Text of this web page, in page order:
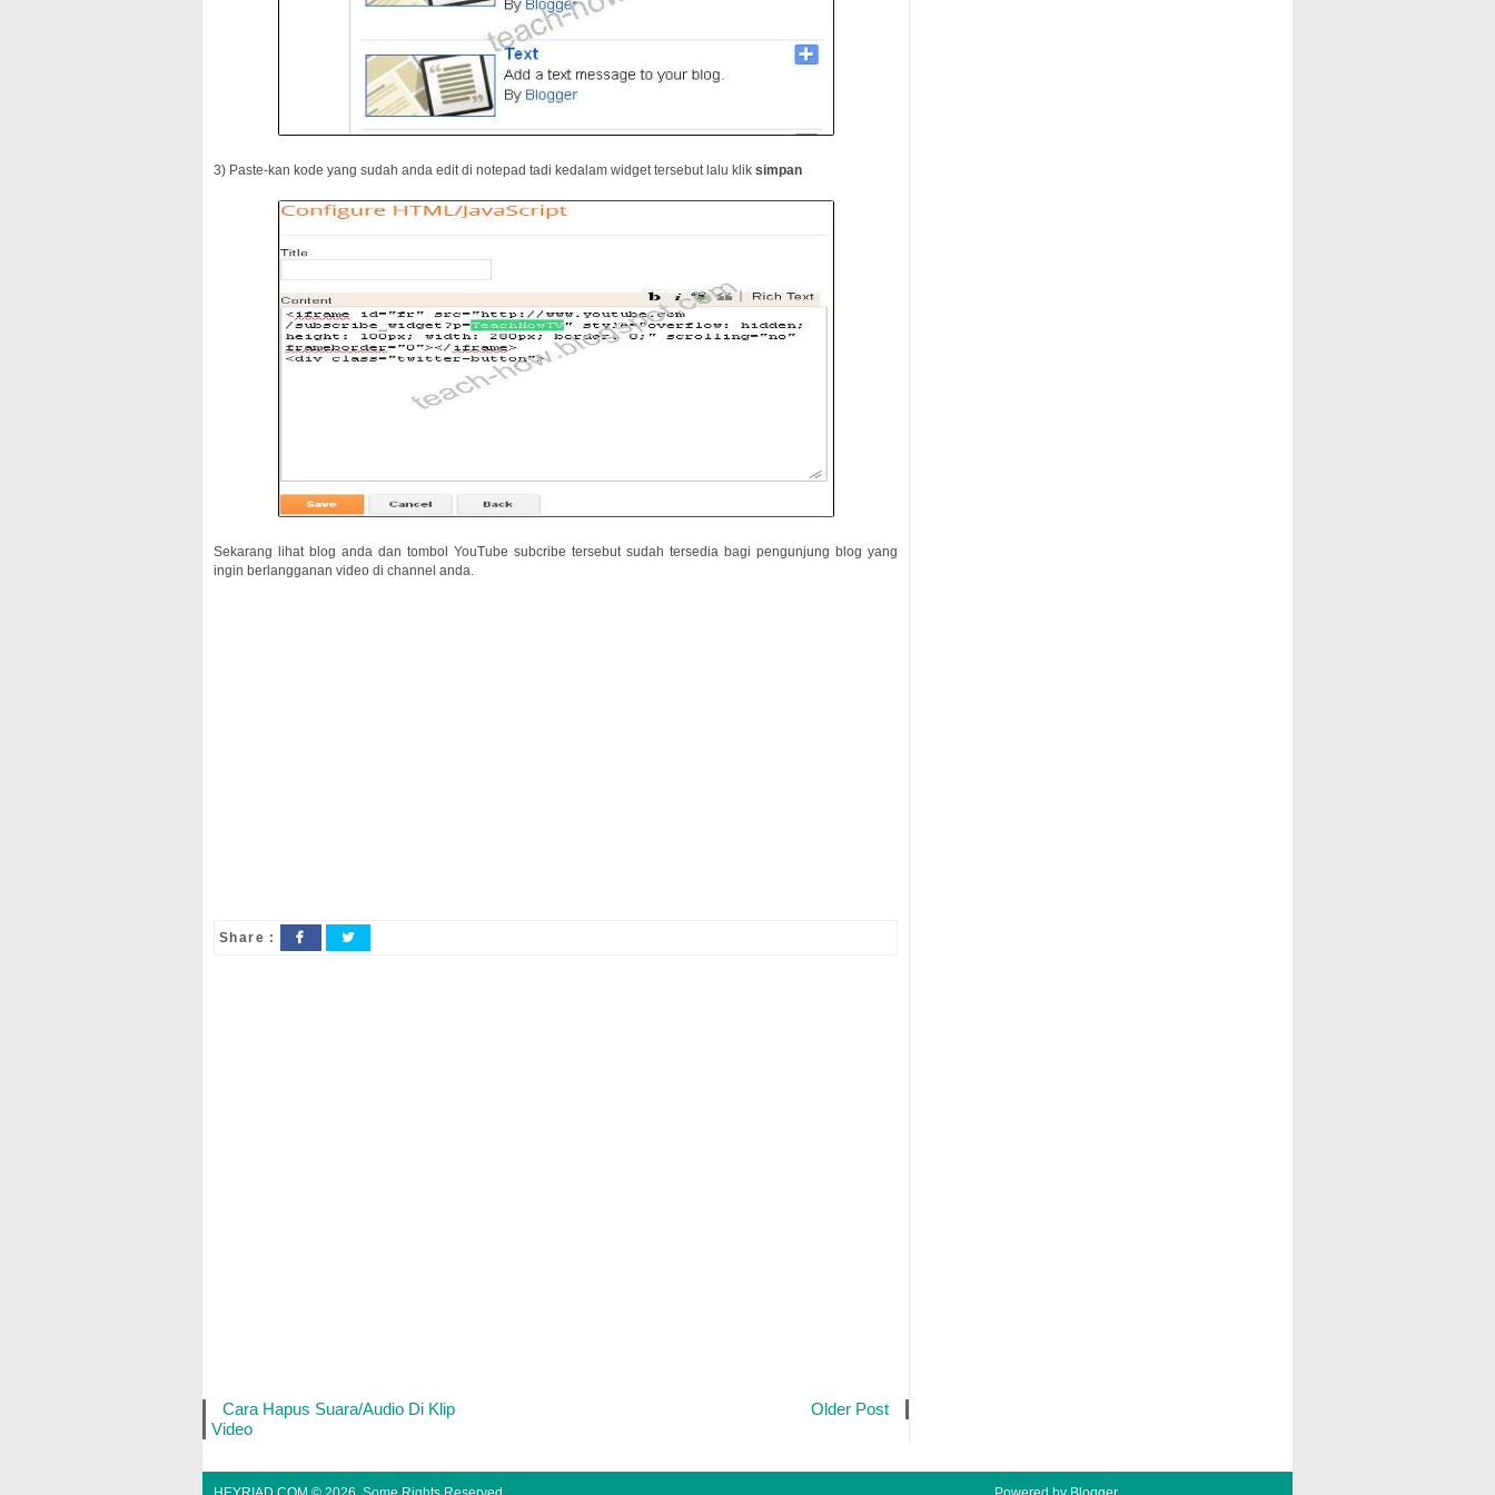
3) Paste-kan kode yang sudah anda edit di notepad tadi kedalam widget tersebut lalu klik simpan
Sekarang lihat blog anda dan tombol YouTube subcribe tersebut sudah tersedia bagi pengunjung blog yang
ingin berlangganan video di channel anda.
Share :
Cara Hapus Suara/Audio Di Klip
Video
Older Post